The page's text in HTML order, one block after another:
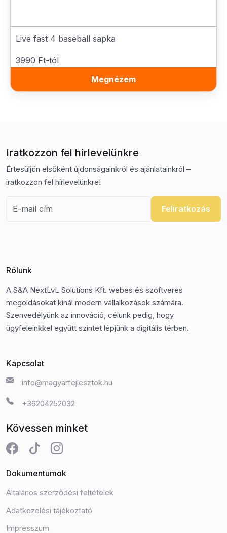
Live fast 4 baseball sapka
3990 Ft-tól
Megnézem
Iratkozzon fel hírlevelünkre
Értesüljön elsőként újdonságainkról és ajánlatainkról –
iratkozzon fel hírlevelünkre!
Feliratkozás
Rólunk
A S&A NextLvL Solutions Kft. webes és szoftveres
megoldásokat kínál modern vállalkozások számára.
Szenvedélyünk az innováció, célunk pedig, hogy
ügyfeleinkkel együtt szintet lépjünk a digitális térben.
Kapcsolat
info@magyarfejlesztok.hu
+36204252032
Kövessen minket
Dokumentumok
Általános szerződési feltételek
Adatkezelési tájékoztató
Impresszum